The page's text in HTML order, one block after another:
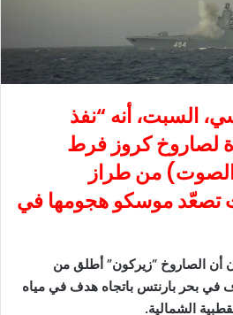
ت
ر
و
ن
ي
ا السبت، أنه “نفذ
لصاروخ كروز فرط
من طراز
تصعّد موسكو هجومها في
أن الصاروخ “زيركون” أطلق من
في بحر بارنتس باتجاه هدف في مياه
الشمالية.